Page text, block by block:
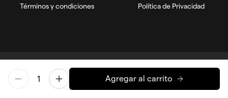
Agregar al carrito
Términos y condiciones Política de Privacidad
Powered by Reorder EN ES